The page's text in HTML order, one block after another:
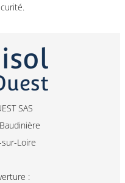
SAS
Loire
: